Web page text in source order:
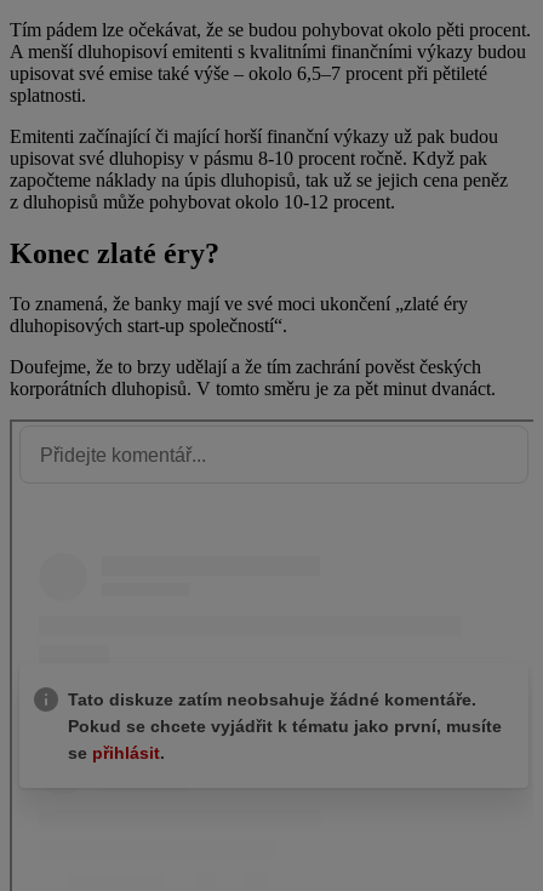
Tím pádem lze očekávat, že se budou pohybovat okolo pěti procent.
A menší dluhopisoví emitenti s kvalitními finančními výkazy budou
upisovat své emise také výše – okolo 6,5–7 procent při pětileté
splatnosti.
Emitenti začínající či mající horší finanční výkazy už pak budou
upisovat své dluhopisy v pásmu 8-10 procent ročně. Když pak
započteme náklady na úpis dluhopisů, tak už se jejich cena peněz
z dluhopisů může pohybovat okolo 10-12 procent.
Konec zlaté éry?
To znamená, že banky mají ve své moci ukončení „zlaté éry
dluhopisových start-up společností“.
Doufejme, že to brzy udělají a že tím zachrání pověst českých
korporátních dluhopisů. V tomto směru je za pět minut dvanáct.